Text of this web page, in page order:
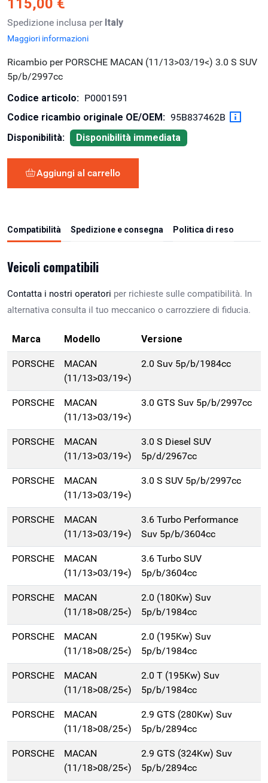
Spedizione inclusa per Italy
Maggiori informazioni
Ricambio per PORSCHE MACAN (11/13>03/19<) 3.0 S SUV
5p/b/2997cc
Codice articolo: P0001591
Codice ricambio originale OE/OEM: 95B837462B
Disponibilità:
Disponibilità immediata
Aggiungi al carrello
Compatibilità Spedizione e consegna Politica di reso
Veicoli compatibili
Contatta i nostri operatori per richieste sulle compatibilità. In
alternativa consulta il tuo meccanico o carrozziere di fiducia.
Marca Modello Versione
PORSCHE
MACAN
(11/13>03/19<)
2.0 Suv 5p/b/1984cc
PORSCHE
MACAN
(11/13>03/19<)
3.0 GTS Suv 5p/b/2997cc
PORSCHE
MACAN
(11/13>03/19<)
3.0 S Diesel SUV
5p/d/2967cc
PORSCHE
MACAN
(11/13>03/19<)
3.0 S SUV 5p/b/2997cc
PORSCHE
MACAN
(11/13>03/19<)
3.6 Turbo Performance
Suv 5p/b/3604cc
PORSCHE
MACAN
(11/13>03/19<)
3.6 Turbo SUV
5p/b/3604cc
PORSCHE
MACAN
(11/18>08/25<)
2.0 (180Kw) Suv
5p/b/1984cc
PORSCHE
MACAN
(11/18>08/25<)
2.0 (195Kw) Suv
5p/b/1984cc
PORSCHE
MACAN
(11/18>08/25<)
2.0 T (195Kw) Suv
5p/b/1984cc
PORSCHE
MACAN
(11/18>08/25<)
2.9 GTS (280Kw) Suv
5p/b/2894cc
PORSCHE
MACAN
(11/18>08/25<)
2.9 GTS (324Kw) Suv
5p/b/2894cc